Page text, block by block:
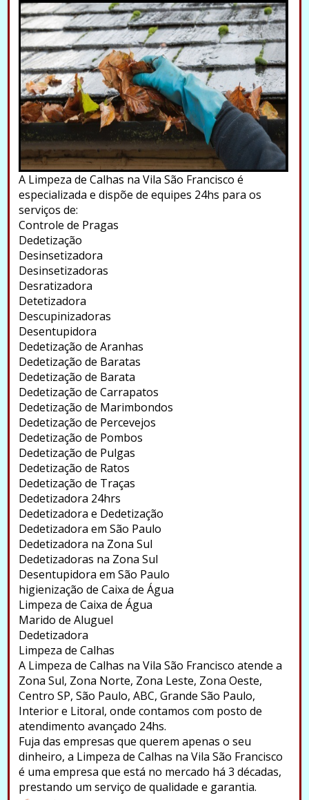
A Limpeza de Calhas na Vila São Francisco é
especializada e dispõe de equipes 24hs para os
serviços de:
Controle de Pragas
Dedetização
Desinsetizadora
Desinsetizadoras
Desratizadora
Detetizadora
Descupinizadoras
Desentupidora
Dedetização de Aranhas
Dedetização de Baratas
Dedetização de Barata
Dedetização de Carrapatos
Dedetização de Marimbondos
Dedetização de Percevejos
Dedetização de Pombos
Dedetização de Pulgas
Dedetização de Ratos
Dedetização de Traças
Dedetizadora 24hrs
Dedetizadora e Dedetização
Dedetizadora em São Paulo
Dedetizadora na Zona Sul
Dedetizadoras na Zona Sul
Desentupidora em São Paulo
higienização de Caixa de Água
Limpeza de Caixa de Água
Marido de Aluguel
Dedetizadora
Limpeza de Calhas
A Limpeza de Calhas na Vila São Francisco atende a
Zona Sul, Zona Norte, Zona Leste, Zona Oeste,
Centro SP, São Paulo, ABC, Grande São Paulo,
Interior e Litoral, onde contamos com posto de
atendimento avançado 24hs.
Fuja das empresas que querem apenas o seu
dinheiro, a Limpeza de Calhas na Vila São Francisco
é uma empresa que está no mercado há 3 décadas,
prestando um serviço de qualidade e garantia.